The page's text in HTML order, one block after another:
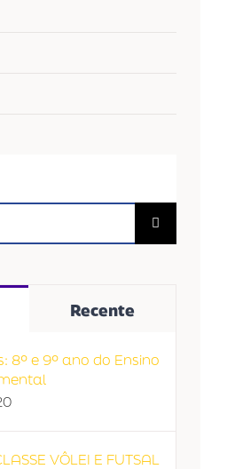
Recente
8º e 9º ano do Ensino
VÔLEI E FUTSAL